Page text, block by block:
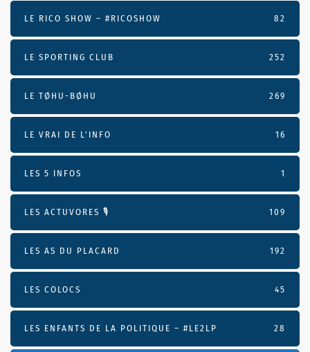
LE RICO SHOW – #RICOSHOW 82
LE SPORTING CLUB 252
LE TØHU-BØHU 269
LE VRAI DE L’INFO 16
LES 5 INFOS 1
LES ACTUVORES 🎙 109
LES AS DU PLACARD 192
LES COLOCS 45
LES ENFANTS DE LA POLITIQUE – #LE2LP 28